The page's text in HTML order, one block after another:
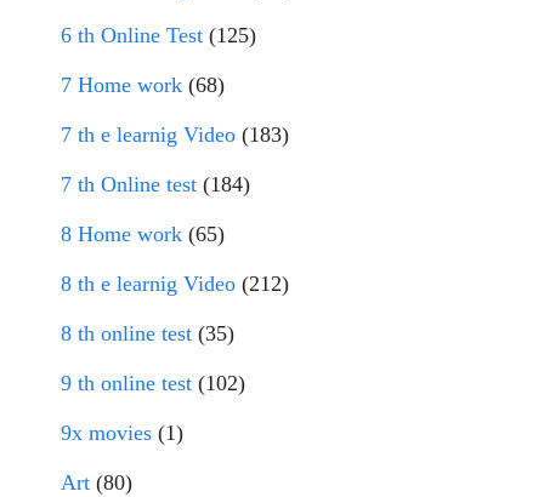
6 th Online Test (125)
7 Home work (68)
7 th e learnig Video (183)
7 th Online test (184)
8 Home work (65)
8 th e learnig Video (212)
8 th online test (35)
9 th online test (102)
9x movies (1)
Art (80)